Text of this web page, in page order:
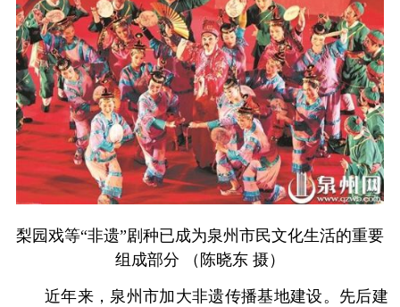
梨园戏等“非遗”剧种已成为泉州市民文化生活的重要
组成部分 （陈晓东 摄）
近年来，泉州市加大非遗传播基地建设。先后建